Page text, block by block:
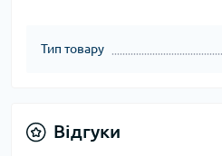
Тип товару
Відгуки